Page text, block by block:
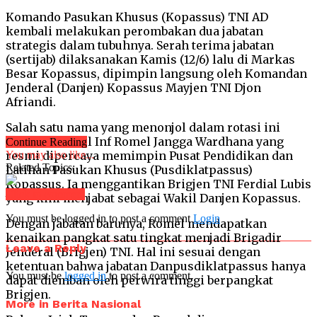
Komando Pasukan Khusus (Kopassus) TNI AD
kembali melakukan perombakan dua jabatan
strategis dalam tubuhnya. Serah terima jabatan
(sertijab) dilaksanakan Kamis (12/6) lalu di Markas
Besar Kopassus, dipimpin langsung oleh Komandan
Jenderal (Danjen) Kopassus Mayjen TNI Djon
Afriandi.
Salah satu nama yang menonjol dalam rotasi ini
adalah Kolonel Inf Romel Jangga Wardhana yang
resmi dipercaya memimpin Pusat Pendidikan dan
Latihan Pasukan Khusus (Pusdiklatpassus)
Kopassus. Ia menggantikan Brigjen TNI Ferdial Lubis
yang kini menjabat sebagai Wakil Danjen Kopassus.
Dengan jabatan barunya, Romel mendapatkan
kenaikan pangkat satu tingkat menjadi Brigadir
Jenderal (Brigjen) TNI. Hal ini sesuai dengan
ketentuan bahwa jabatan Danpusdiklatpassus hanya
dapat diemban oleh perwira tinggi berpangkat
Brigjen.
Continue Reading
You may also like...
Related Topics:
You must be logged in to post a comment Login
Leave a Reply
You must belogged into post a comment.
More in Berita Nasional